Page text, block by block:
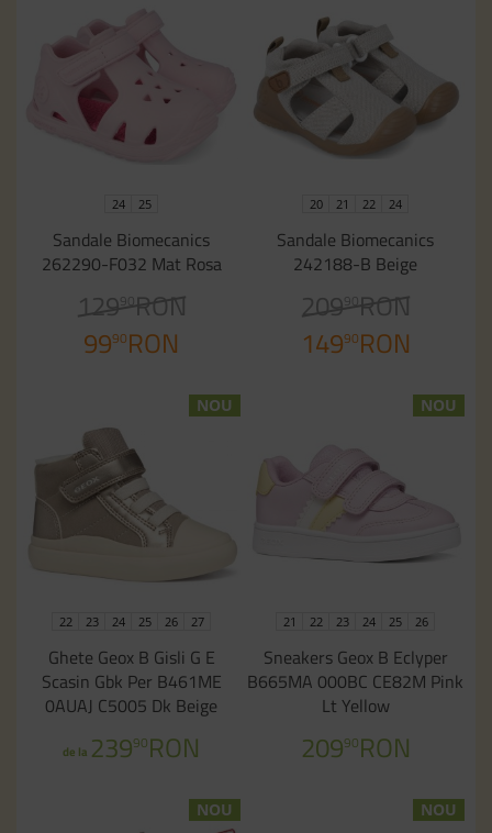
24 25
Sandale Biomecanics
262290-F032 Mat Rosa
129 90RON
9990RON
20 21 22 24
Sandale Biomecanics
242188-B Beige
209 90RON
14990RON
NOU
22 23 24 25 26 27
Ghete Geox B Gisli G E
Scasin Gbk Per B461ME
0AUAJ C5005 Dk Beige
de la 23990RON
NOU
21 22 23 24 25 26
Sneakers Geox B Eclyper
B665MA 000BC CE82M Pink
Lt Yellow
20990RON
NOU NOU